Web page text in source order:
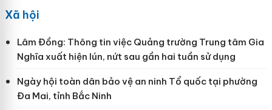
Xã hội
Lâm Đồng: Thông tin việc Quảng trường Trung tâm Gia
Nghĩa xuất hiện lún, nứt sau gần hai tuần sử dụng
Ngày hội toàn dân bảo vệ an ninh Tổ quốc tại phường
Đa Mai, tỉnh Bắc Ninh